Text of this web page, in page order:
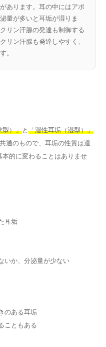
あります。耳の中にはアポ
量が多いと耳垢が湿りま
リン汗腺の発達も制御する
リン汗腺も発達しやすく、
。
型）」と 「湿性耳垢（湿型）」
通のもので、耳垢の性質は遺
的に変わることはありませ
耳垢
いか、分泌量が少ない
のある耳垢
こともある